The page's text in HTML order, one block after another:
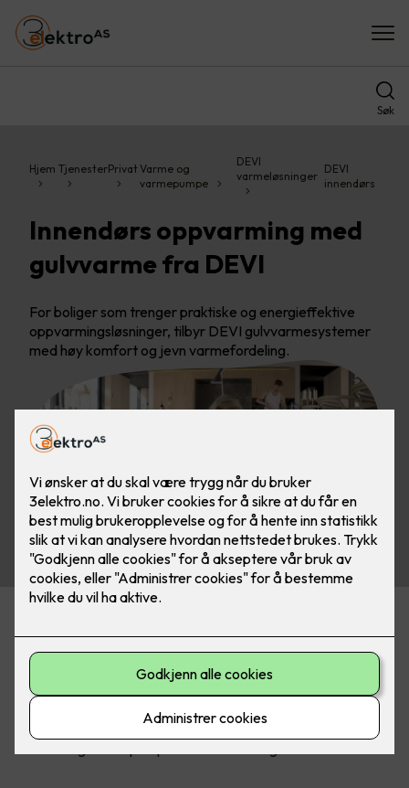
Søk
Hjem TjenesterPrivat Varme og
varmepumpe
DEVI
varmeløsninger
DEVI
innendørs
Innendørs oppvarming med
gulvvarme fra DEVI
For boliger som trenger praktiske og energieffektive
oppvarmingsløsninger, tilbyr DEVI gulvvarmesystemer
med høy komfort og jevn varmefordeling.
bruksområder
Gulvvarmeløsningene fra DEVI er like godt egnet for
renovering som for nybygg, og kan med fordel brukes i
kombinasjon med andre energieffektive teknologier som